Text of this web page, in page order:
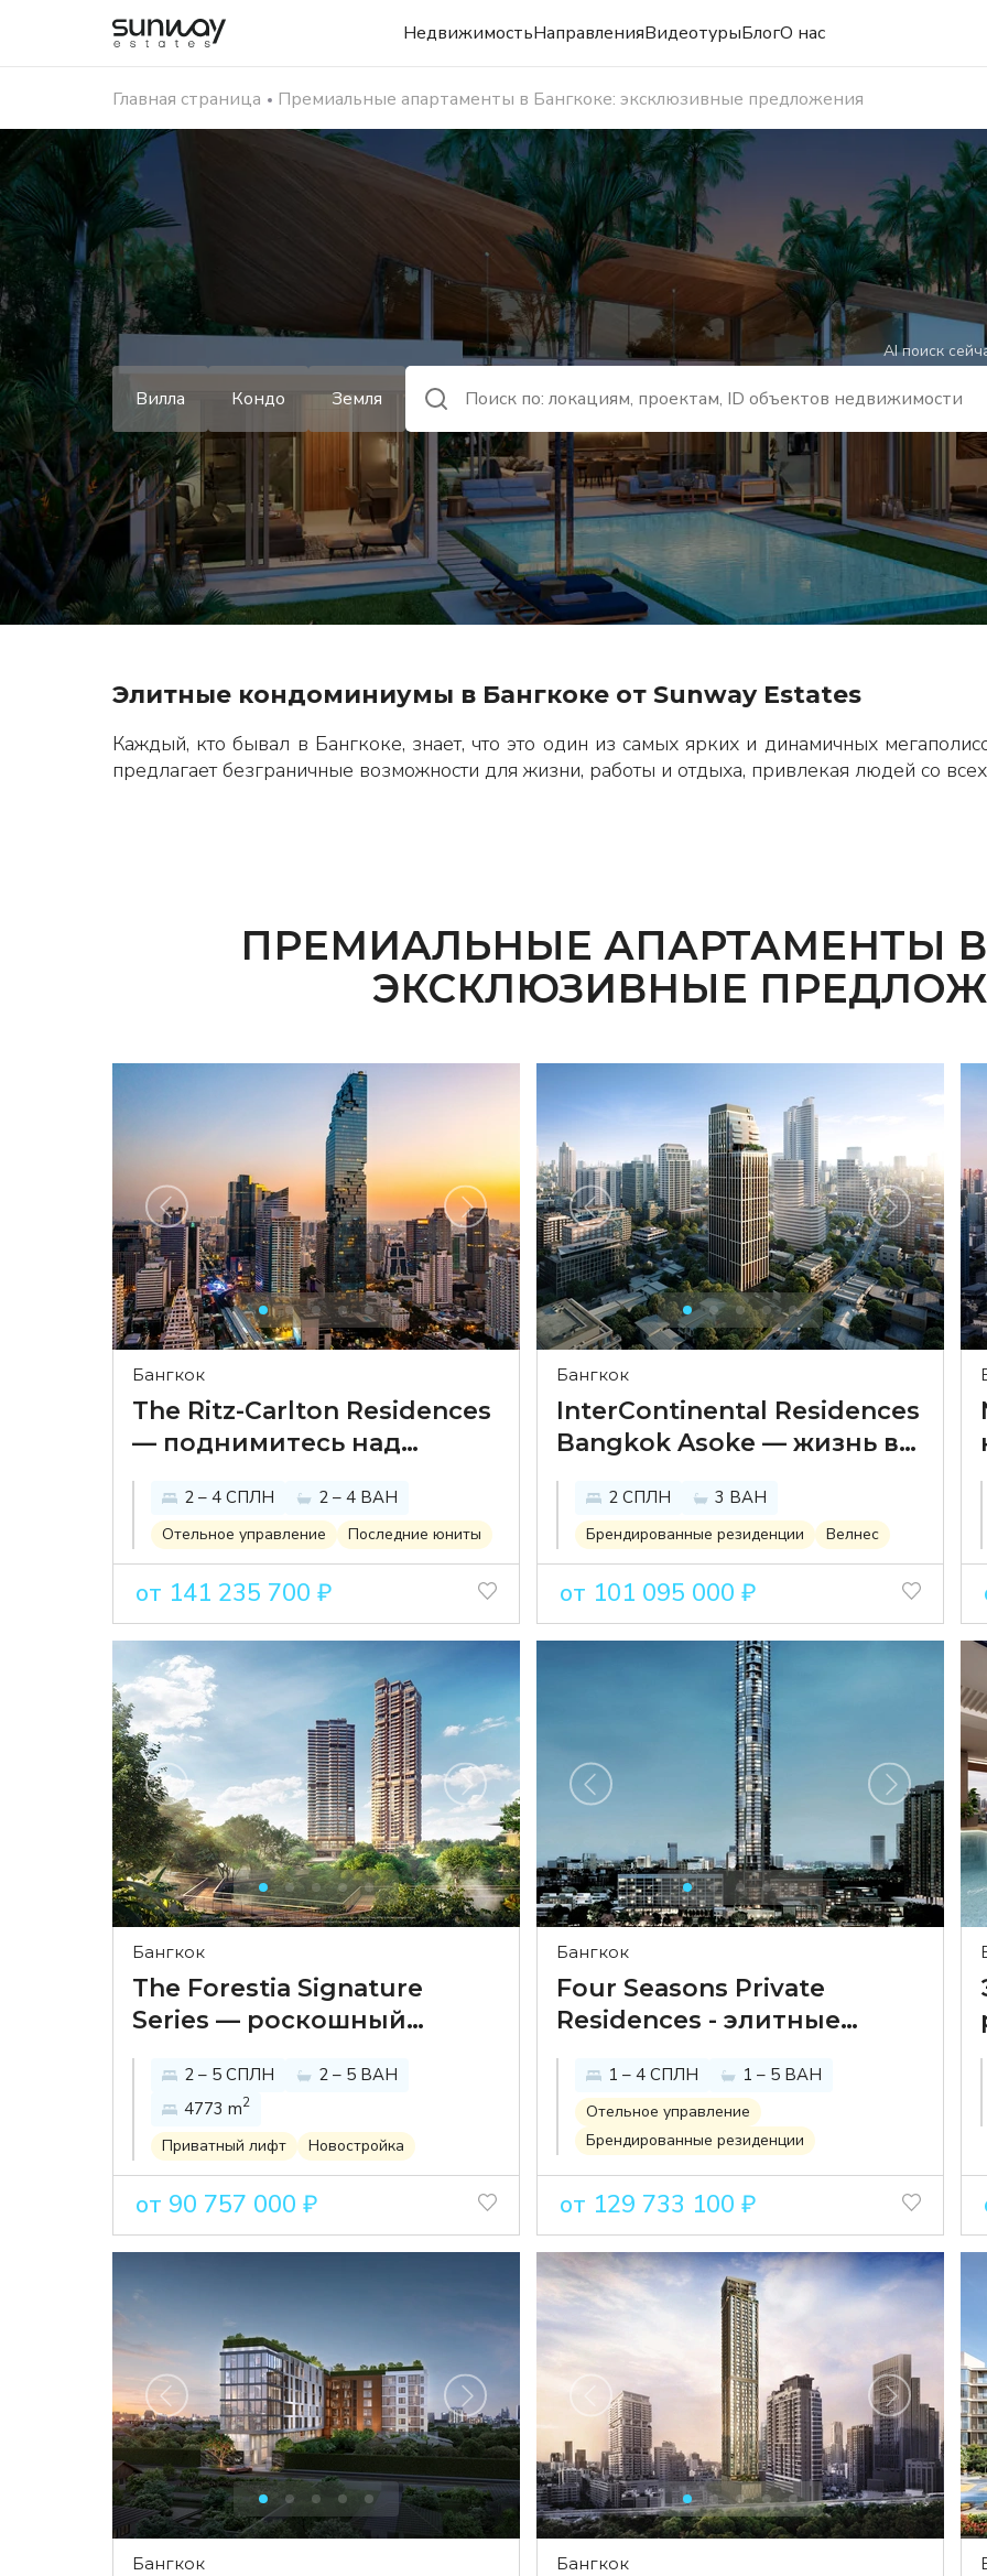
НедвижимостьНаправленияВидеотурыБлогО нас
Главная страница Премиальные апартаменты в Бангкоке: эксклюзивные предложения
Вилла Кондо Земля
AI поиск
Элитные кондоминиумы в Бангкоке от Sunway Estates
Каждый, кто бывал в Бангкоке, знает, что это один из самых ярких и динамичных
предлагает безграничные возможности для жизни, работы и отдыха, привлекая людей со
ПРЕМИАЛЬНЫЕ АПАРТАМЕНТЫ В
ЭКСКЛЮЗИВНЫЕ
Бангкок
The Ritz-Carlton Residences
— поднимитесь над
обыденностью в
культовой
достопримечательности
Бангкока класса ультра-
люкс
2 – 4 СПЛН 2 – 4 ВАН
Отельное управление Последние юниты
от 141 235 700 ₽
Бангкок
InterContinental Residences
Bangkok Asoke — жизнь в
стиле InterContinental в
динамичном центре
Бангкока
2 СПЛН 3 ВАН
Брендированные резиденции Велнес
от 101 095 000 ₽
Бангкок
The Forestia Signature
Series — роскошный
кондоминиум в зеленом
оазисе Бангкока
2 – 5 СПЛН
2 – 5 ВАН
4773 m2
Приватный лифт Новостройка
от 90 757 000 ₽
Бангкок
Four Seasons Private
Residences - элитные
резиденции под брендом
Four Seasons на берегу
реки Чаопрайя
1 – 4 СПЛН 1 – 5 ВАН
Отельное управление
Брендированные резиденции
от 129 733 100 ₽
Бангкок Бангкок